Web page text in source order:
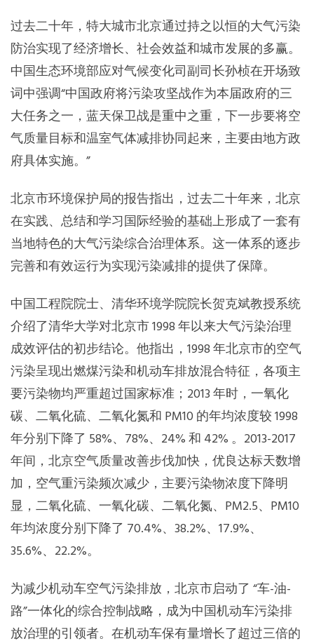
过去二十年，特大城市北京通过持之以恒的大气污染
防治实现了经济增长、社会效益和城市发展的多赢。
中国生态环境部应对气候变化司副司长孙桢在开场致
词中强调“中国政府将污染攻坚战作为本届政府的三
大任务之一，蓝天保卫战是重中之重，下一步要将空
气质量目标和温室气体减排协同起来，主要由地方政
府具体实施。”
北京市环境保护局的报告指出，过去二十年来，北京
在实践、总结和学习国际经验的基础上形成了一套有
当地特色的大气污染综合治理体系。这一体系的逐步
完善和有效运行为实现污染减排的提供了保障。
中国工程院院士、清华环境学院院长贺克斌教授系统
介绍了清华大学对北京市 1998 年以来大气污染治理
成效评估的初步结论。他指出，1998 年北京市的空气
污染呈现出燃煤污染和机动车排放混合特征，各项主
要污染物均严重超过国家标准；2013 年时，一氧化
碳、二氧化硫、二氧化氮和 PM10 的年均浓度较 1998
年分别下降了 58%、78%、24% 和 42% 。2013-2017
年间，北京空气质量改善步伐加快，优良达标天数增
加，空气重污染频次减少，主要污染物浓度下降明
显，二氧化硫、一氧化碳、二氧化氮、PM2.5、PM10
年均浓度分别下降了 70.4%、38.2%、17.9%、
35.6%、22.2%。
为减少机动车空气污染排放，北京市启动了 “车-油-
路”一体化的综合控制战略，成为中国机动车污染排
放治理的引领者。在机动车保有量增长了超过三倍的